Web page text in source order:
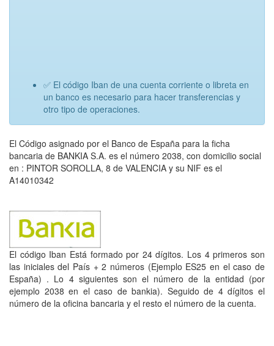
✅ El código Iban de una cuenta corriente o libreta en
un banco es necesario para hacer transferencias y
otro tipo de operaciones.
El Código asignado por el Banco de España para la ficha
bancaria de BANKIA S.A. es el número 2038, con domicilio social
en : PINTOR SOROLLA, 8 de VALENCIA y su NIF es el
A14010342
El código Iban Está formado por 24 dígitos. Los 4 primeros son
las iniciales del País + 2 números (Ejemplo ES25 en el caso de
España) . Lo 4 siguientes son el número de la entidad (por
ejemplo 2038 en el caso de bankia). Seguido de 4 dígitos el
número de la oficina bancaria y el resto el número de la cuenta.